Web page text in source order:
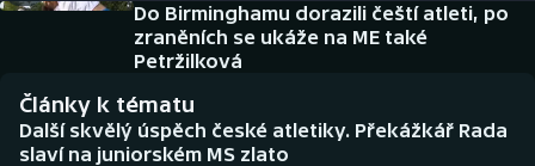
Americký fotbal
Baseball a softbal
NEPŘEHLÉDNĚTE
Historické návraty
Do Birminghamu dorazili čeští atleti, po
zraněních se ukáže na ME také
Petržilková
Články k tématu
Další skvělý úspěch české atletiky. Překážkář Rada
slaví na juniorském MS zlato